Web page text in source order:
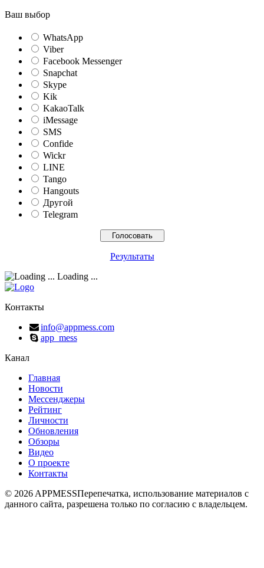
Ваш выбор
WhatsApp
Viber
Facebook Messenger
Snapchat
Skype
Kik
KakaoTalk
iMessage
SMS
Confide
Wickr
LINE
Tango
Hangouts
Другой
Telegram
Результаты
Loading ...
Контакты
info@appmess.com
app_mess
Канал
Главная
Новости
Мессенджеры
Рейтинг
Личности
Обновления
Обзоры
Видео
О проекте
Контакты
© 2026 APPMESSПерепечатка, использование материалов с
данного сайта, разрешена только по согласию с владельцем.